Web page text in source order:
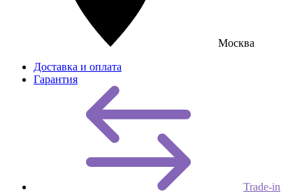
Москва
Доставка и оплата
Гарантия
Trade-in